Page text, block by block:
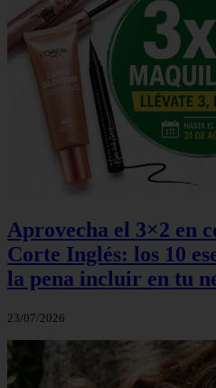
Aprovecha el 3×2 en
Corte Inglés: los 10
la pena incluir en tu
23/07/2026